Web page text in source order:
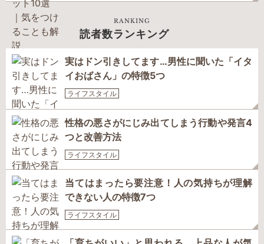
RANKING
読者数ランキング
実はドン引きしてます…男性に聞いた「イタ
イおばさん」の特徴5つ
ライフスタイル
性格の悪さがにじみ出てしまう行動や発言4
つと改善方法
ライフスタイル
当てはまったら要注意！人の気持ちが理解
できない人の特徴7つ
ライフスタイル